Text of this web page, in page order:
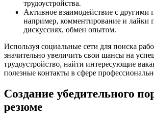
трудоустройства.
Активное взаимодействие с другими
например, комментирование и лайки
дискуссиях, обмен опытом.
Используя социальные сети для поиска
значительно увеличить свои шансы на
трудоустройство, найти интересующие
полезные контакты в сфере
Создание убедительного
резюме